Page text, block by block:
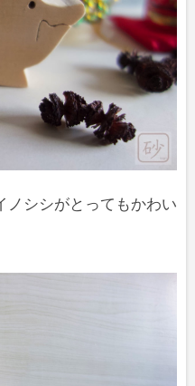
ノシシがとってもかわい